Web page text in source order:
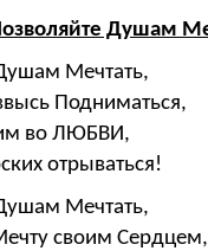
Душам
Мечтать,
Подниматься,
во ЛЮБВИ,
отрываться!
Мечтать,
своим Сердцем,